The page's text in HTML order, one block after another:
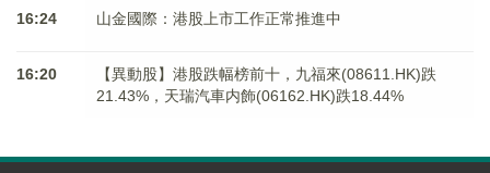
16:24 山金國際：港股上市工作正常推進中
16:20
【異動股】港股跌幅榜前十，九福來(08611.HK)跌
21.43%，天瑞汽車内飾(06162.HK)跌18.44%